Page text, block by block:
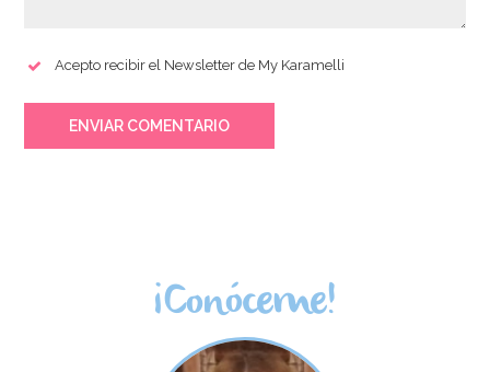
Acepto recibir el Newsletter de My Karamelli
ENVIAR COMENTARIO
¡Conóceme!